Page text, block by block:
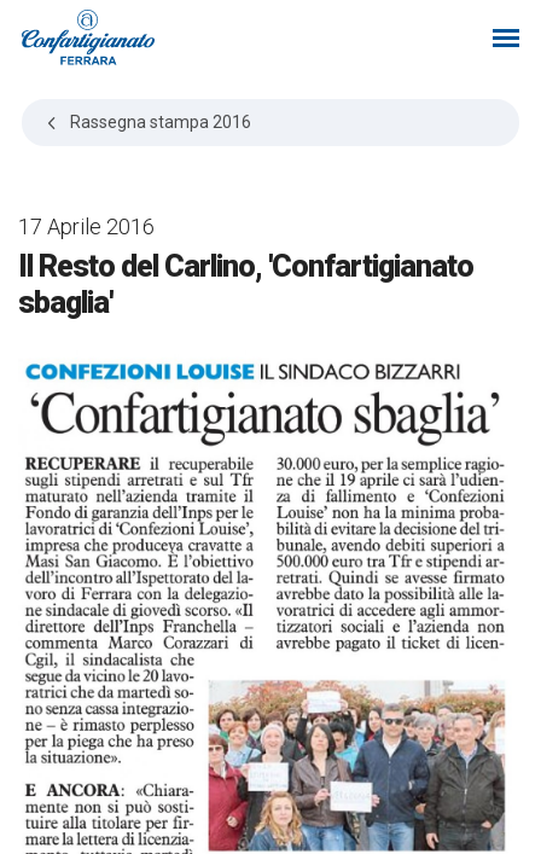
Rassegna stampa 2016
17 Aprile 2016
Il Resto del Carlino, 'Confartigianato
sbaglia'